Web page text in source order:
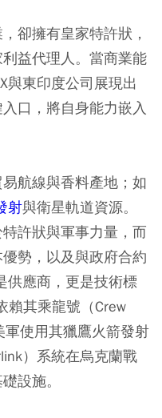
卻擁有皇家特許狀，
益代理人。當商業能
與東印度公司展現出
口，將自身能力嵌入
航線與香料產地；如
射與衛星軌道資源。
許狀與軍事力量，而
勢，以及與政府合約
供應商，更是技術標
賴其乘龍號（Crew
軍使用其獵鷹火箭發射
）系統在烏克蘭戰
設施。